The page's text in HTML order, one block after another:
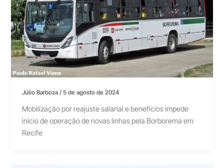
Júlio Barboza/5 de agosto de 2024
Mobilização por reajuste salarial e benefícios impede
início de operação de novas linhas pela Borborema em
Recife